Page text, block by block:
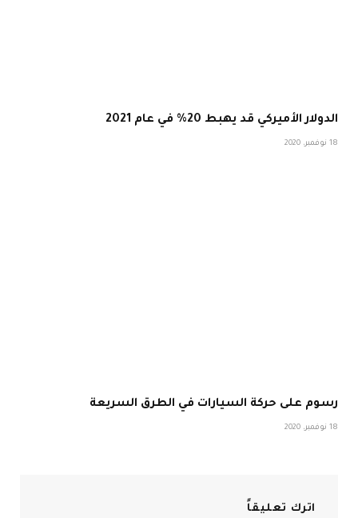
الدولار الأميركي قد يهبط 20% في عام 2021
18 نوفمبر، 2020
رسوم على حركة السيارات في الطرق السريعة
18 نوفمبر، 2020
اترك تعليقاً